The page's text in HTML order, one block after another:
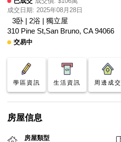
成交日期: 2025年08月28日
3卧 | 2浴 | 獨立屋
310 Pine St,San Bruno, CA 94066
交易中
學區資訊 生活資訊 周邊成交
房屋信息
房屋類型